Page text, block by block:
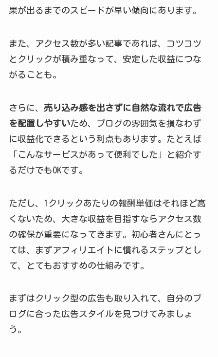
果が出るまでのスピードが早い傾向にあります。
また、アクセス数が多い記事であれば、コツコツ
とクリックが積み重なって、安定した収益につな
がることも。
さらに、 売り込み感を出さずに自然な流れで広告
を配置しやすいため、ブログの雰囲気を損なわず
に収益化できるという利点もあります。たとえば
「こんなサービスがあって便利でした」と紹介す
るだけでもOKです。
ただし、1クリックあたりの報酬単価はそれほど高
くないため、大きな収益を目指すならアクセス数
の確保が重要になってきます。初心者さんにとっ
ては、まずアフィリエイトに慣れるステップとし
て、とてもおすすめの仕組みです。
まずはクリック型の広告も取り入れて、自分のブ
ログに合った広告スタイルを見つけてみましょ
う。